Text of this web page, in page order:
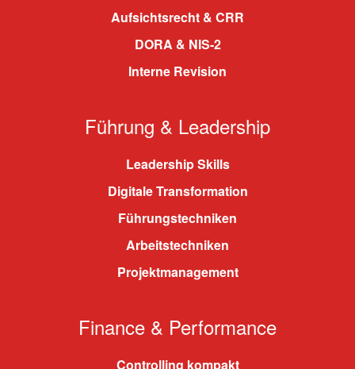
Aufsichtsrecht & CRR
DORA & NIS-2
Interne Revision
Führung & Leadership
Leadership Skills
Digitale Transformation
Führungstechniken
Arbeitstechniken
Projektmanagement
Finance & Performance
Controlling kompakt